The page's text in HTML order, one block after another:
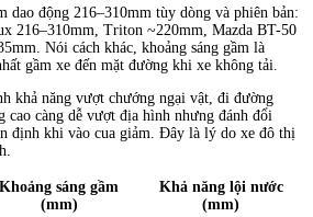
dao động 216–310mm tùy dòng và phiên bản:
216–310mm, Triton ~220mm, Mazda BT-50
Nói cách khác, khoảng sáng gầm là
gầm xe đến mặt đường khi xe không tải.
khả năng vượt chướng ngại vật, đi đường
cao càng dễ vượt địa hình nhưng đánh đổi
định khi vào cua giảm. Đây là lý do xe đô thị
Khoảng sáng gầm
(mm)
Khả năng lội nước
(mm)